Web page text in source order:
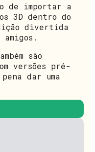
de importar a
3D dentro do
divertida
são
versões pré-
dar uma